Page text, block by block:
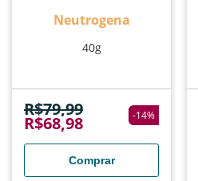
Neutrogena
40g
R$79,99
R$68,98 -14%
Comprar